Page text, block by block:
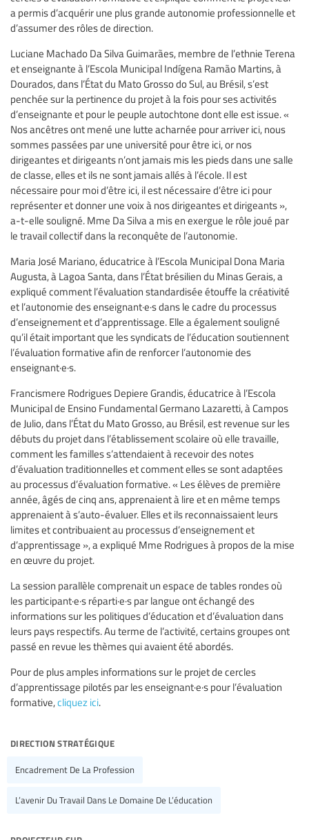
a permis d’acquérir une plus grande autonomie professionnelle et
d’assumer des rôles de direction.
Luciane Machado Da Silva Guimarães, membre de l’ethnie Terena
et enseignante à l’Escola Municipal Indígena Ramão Martins, à
Dourados, dans l’État du Mato Grosso do Sul, au Brésil, s’est
penchée sur la pertinence du projet à la fois pour ses activités
d’enseignante et pour le peuple autochtone dont elle est issue. «
Nos ancêtres ont mené une lutte acharnée pour arriver ici, nous
sommes passées par une université pour être ici, or nos
dirigeantes et dirigeants n’ont jamais mis les pieds dans une salle
de classe, elles et ils ne sont jamais allés à l’école. Il est
nécessaire pour moi d’être ici, il est nécessaire d’être ici pour
représenter et donner une voix à nos dirigeantes et dirigeants »,
a-t-elle souligné. Mme Da Silva a mis en exergue le rôle joué par
le travail collectif dans la reconquête de l’autonomie.
Maria José Mariano, éducatrice à l’Escola Municipal Dona Maria
Augusta, à Lagoa Santa, dans l’État brésilien du Minas Gerais, a
expliqué comment l’évaluation standardisée étouffe la créativité
et l’autonomie des enseignant·e·s dans le cadre du processus
d’enseignement et d’apprentissage. Elle a également souligné
qu’il était important que les syndicats de l’éducation soutiennent
l’évaluation formative afin de renforcer l’autonomie des
enseignant·e·s.
Francismere Rodrigues Depiere Grandis, éducatrice à l’Escola
Municipal de Ensino Fundamental Germano Lazaretti, à Campos
de Julio, dans l’État du Mato Grosso, au Brésil, est revenue sur les
débuts du projet dans l’établissement scolaire où elle travaille,
comment les familles s’attendaient à recevoir des notes
d’évaluation traditionnelles et comment elles se sont adaptées
au processus d’évaluation formative. « Les élèves de première
année, âgés de cinq ans, apprenaient à lire et en même temps
apprenaient à s’auto-évaluer. Elles et ils reconnaissaient leurs
limites et contribuaient au processus d’enseignement et
d’apprentissage », a expliqué Mme Rodrigues à propos de la mise
en œuvre du projet.
La session parallèle comprenait un espace de tables rondes où
les participant·e·s réparti·e·s par langue ont échangé des
informations sur les politiques d’éducation et d’évaluation dans
leurs pays respectifs. Au terme de l’activité, certains groupes ont
passé en revue les thèmes qui avaient été abordés.
Pour de plus amples informations sur le projet de cercles
d’apprentissage pilotés par les enseignant·e·s pour l’évaluation
formative,cliquez ici.
direction stratégique
Encadrement De La Profession
L’avenir Du Travail Dans Le Domaine De L’éducation